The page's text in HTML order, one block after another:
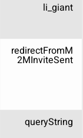
li_giant
redirectFromM
2MInviteSent
queryString